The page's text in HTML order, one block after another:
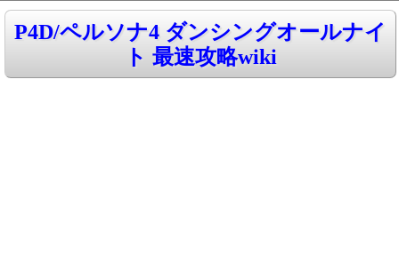
P4D/ペルソナ4 ダンシングオールナイ
ト 最速攻略wiki